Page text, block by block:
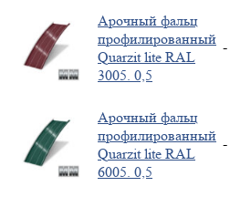
Арочный фальц
профилированный
Quarzit lite RAL
3005. 0,5
-
Арочный фальц
профилированный
Quarzit lite RAL
6005. 0,5
-